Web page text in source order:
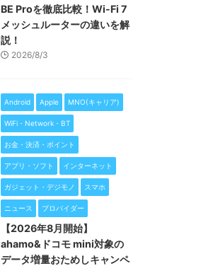
BE Proを徹底比較！Wi-Fi 7
メッシュルーターの違いを解
説！
2026/8/3
Android Apple MNO(キャリア)
WiFi・Network・BT
お金・決済・ポイント
アプリ・ソフト インターネット
ガジェット・デジモノ スマホ
ニュース プロバイダー
【2026年8月開始】
ahamo&ドコモ mini対象の
データ増量おためしキャンペ